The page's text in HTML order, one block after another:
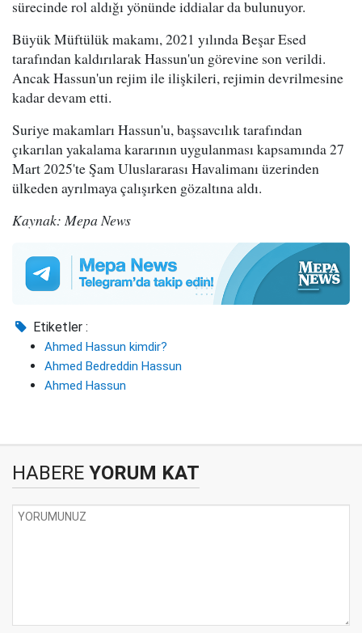
sürecinde rol aldığı yönünde iddialar da bulunuyor.
Büyük Müftülük makamı, 2021 yılında Beşar Esed
tarafından kaldırılarak Hassun'un görevine son verildi.
Ancak Hassun'un rejim ile ilişkileri, rejimin devrilmesine
kadar devam etti.
Suriye makamları Hassun'u, başsavcılık tarafından
çıkarılan yakalama kararının uygulanması kapsamında 27
Mart 2025'te Şam Uluslararası Havalimanı üzerinden
ülkeden ayrılmaya çalışırken gözaltına aldı.
Kaynak: Mepa News
Etiketler :
Ahmed Hassun kimdir?
Ahmed Bedreddin Hassun
Ahmed Hassun
HABERE YORUM KAT